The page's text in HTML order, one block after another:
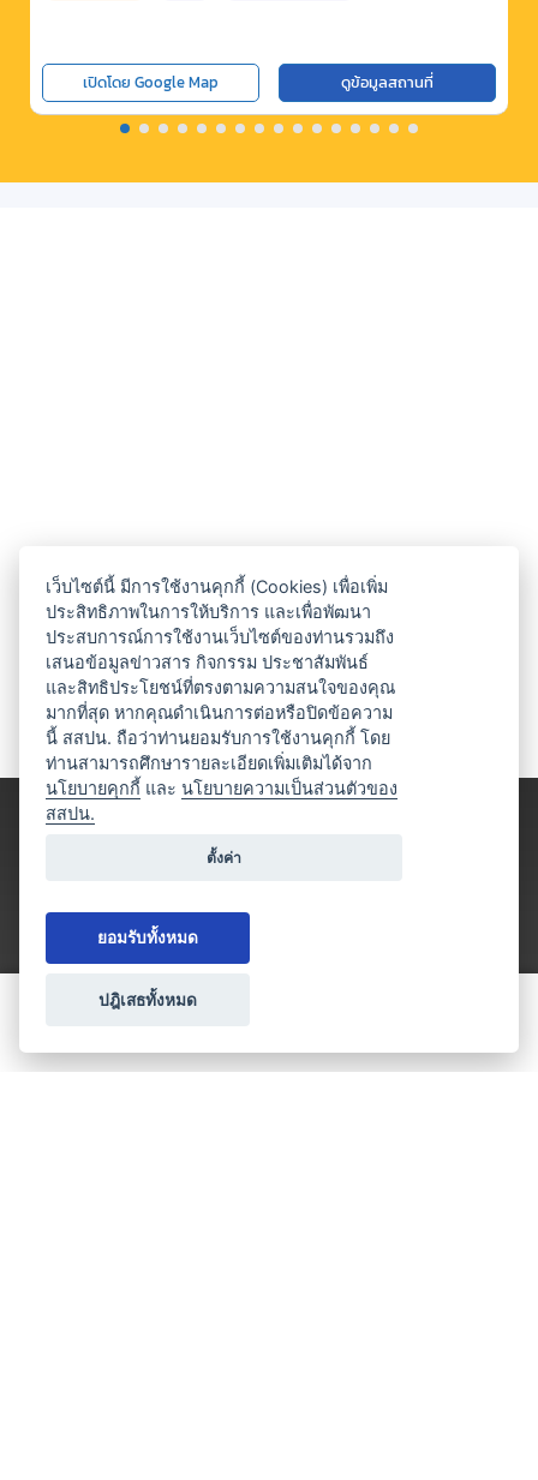
เปิดโดย Google Map ดูข้อมูลสถานที่
ประเภทธุรกิจไมซ์
เว็บไซต์นี้ มีการใช้งานคุกกี้ (Cookies) เพื่อเพิ่ม
ประสิทธิภาพในการให้บริการ และเพื่อพัฒนา
ประสบการณ์การใช้งานเว็บไซต์ของท่านรวมถึง
เสนอข้อมูลข่าวสาร กิจกรรม ประชาสัมพันธ์
และสิทธิประโยชน์ที่ตรงตามความสนใจของคุณ
มากที่สุด หากคุณดำเนินการต่อหรือปิดข้อความ
นี้ สสปน. ถือว่าท่านยอมรับการใช้งานคุกกี้ โดย
ท่านสามารถศึกษารายละเอียดเพิ่มเติมได้จาก
นโยบายคุกกี้ และนโยบายความเป็นส่วนตัวของ
สสปน.
ตั้งค่า
ยอมรับทั้งหมด
ปฎิเสธทั้งหมด